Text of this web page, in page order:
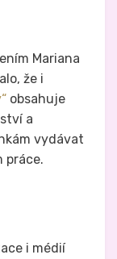
Mariana
že i
obsahuje
a
vydávat
práce.
i médií